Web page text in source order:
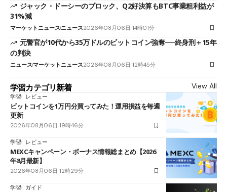
ジャック・ドーシーのブロック、Q2好決算もBTC事業粗利益が
31%減
マーケットニュースニュース2026年08月06日 14時01分
元警官が10代から35万ドルのビットコイン強奪──終身刑＋15年
の判決
ニュースマーケットニュース2026年08月06日 12時45分
学習カテゴリ新着 View All
学習 レビュー
ビットコインを1万円分買ってみた！運用損益を毎週
更新
2026年08月06日 19時46分
学習 レビュー
MEXCキャンペーン・ボーナス情報総まとめ【2026
年8月最新】
2026年08月06日 12時29分
学習 ガイド